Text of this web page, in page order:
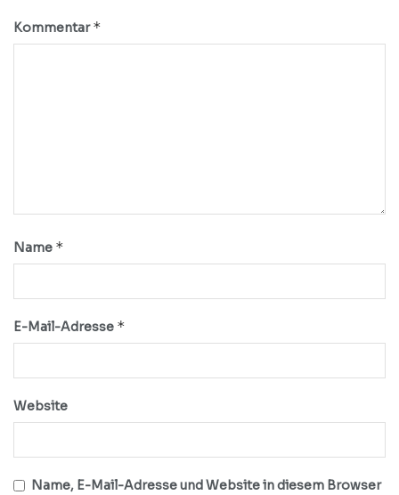
Kommentar*
Name *
E-Mail-Adresse *
Website
Name, E-Mail-Adresse und Website in diesem Browser